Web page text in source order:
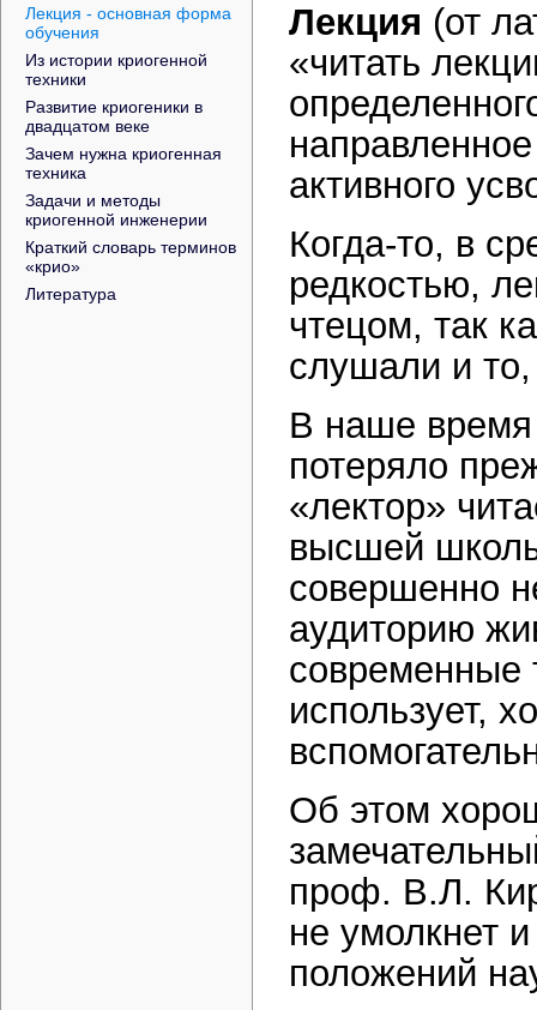
Лекция - основная форма
обучения
Из истории криогенной
техники
Развитие криогеники в
двадцатом веке
Зачем нужна криогенная
техника
Задачи и методы
криогенной инженерии
Краткий словарь терминов
«крио»
Литература
Лекция (от
«читать
активного
Когда-то, в
редкостью,
чтецом, так
слушали и
В наше время
потеряло
«лектор»
высшей
совершенно
аудиторию
современные
использует,
Об этом
проф. В.Л.
не умолкнет
положений